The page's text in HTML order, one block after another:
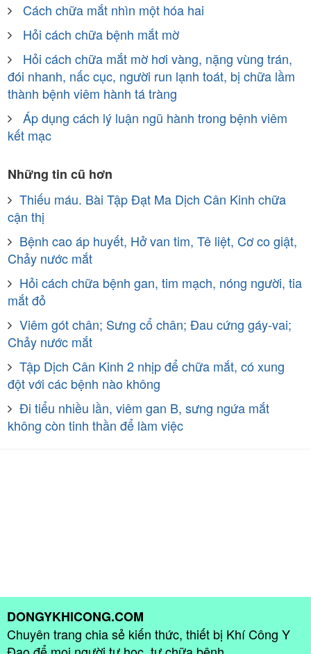
Cách chữa mắt nhìn một hóa hai
Hỏi cách chữa bệnh mắt mờ
Hỏi cách chữa mắt mờ hơi vàng, nặng vùng trán,
đói nhanh, nấc cục, người run lạnh toát, bị chữa lầm
thành bệnh viêm hành tá tràng
Áp dụng cách lý luận ngũ hành trong bệnh viêm
kết mạc
Những tin cũ hơn
Thiếu máu. Bài Tập Đạt Ma Dịch Cân Kinh chữa
cận thị
Bệnh cao áp huyết, Hở van tim, Tê liệt, Cơ co giật,
Chảy nước mắt
Hỏi cách chữa bệnh gan, tim mạch, nóng người, tia
mắt đỏ
Viêm gót chân; Sưng cổ chân; Đau cứng gáy-vai;
Chảy nước mắt
Tập Dịch Cân Kinh 2 nhịp để chữa mắt, có xung
đột với các bệnh nào không
Đi tiểu nhiều lần, viêm gan B, sưng ngứa mắt
không còn tinh thần để làm việc
DONGYKHICONG.COM
Chuyên trang chia sẻ kiến thức, thiết bị Khí Công Y